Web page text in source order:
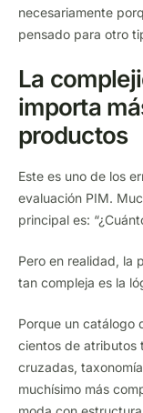
necesariamente
pensado para otro
La
importa
productos
Este es uno de los
evaluación PIM.
principal es:
Pero en realidad, la
tan compleja es la
Porque un catálogo
cientos de atributos
cruzadas,
muchísimo más